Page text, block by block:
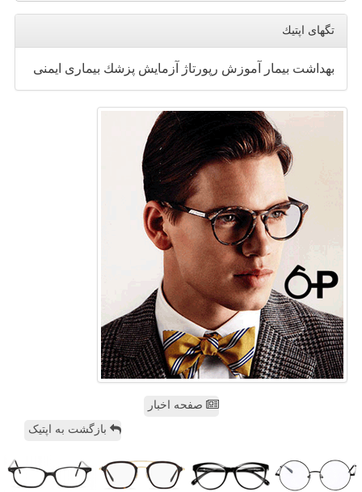
تگهای اپتیك
بهداشت بیمار آموزش رپورتاژ آزمایش پزشك بیماری ایمنی
صفحه اخبار
بازگشت به اپتیک